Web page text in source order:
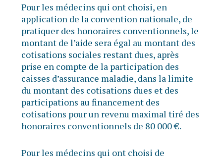
Pour les médecins qui ont choisi, en
application de la convention nationale, de
pratiquer des honoraires conventionnels, le
montant de l’aide sera égal au montant des
cotisations sociales restant dues, après
prise en compte de la participation des
caisses d’assurance maladie, dans la limite
du montant des cotisations dues et des
participations au financement des
cotisations pour un revenu maximal tiré des
honoraires conventionnels de 80 000 €.
Pour les médecins qui ont choisi de